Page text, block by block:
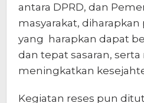
antara DPRD, dan
masyarakat,
yang harapkan dapat
dan tepat sasaran,
meningkatkan
Kegiatan reses pun